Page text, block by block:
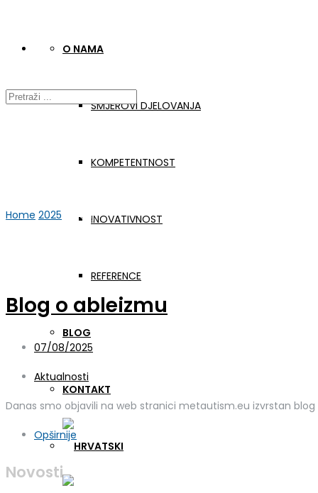
O NAMA
SMJEROVI DJELOVANJA
KOMPETENTNOST
INOVATIVNOST
REFERENCE
BLOG
KONTAKT
Home 2025 srpanj
Blog o ableizmu
07/08/2025
Aktualnosti
Danas smo objavili na web stranici metautism.eu izvrstan
Opširnije
Novosti